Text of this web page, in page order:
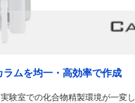
ムを均一・高効率で作成
験室での化合物精製環境が一変